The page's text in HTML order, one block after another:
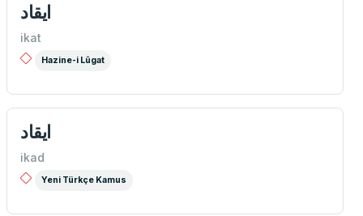
ايقاد
ikat
Hazine-i Lûgat
ايقاد
ikad
Yeni Türkçe Kamus